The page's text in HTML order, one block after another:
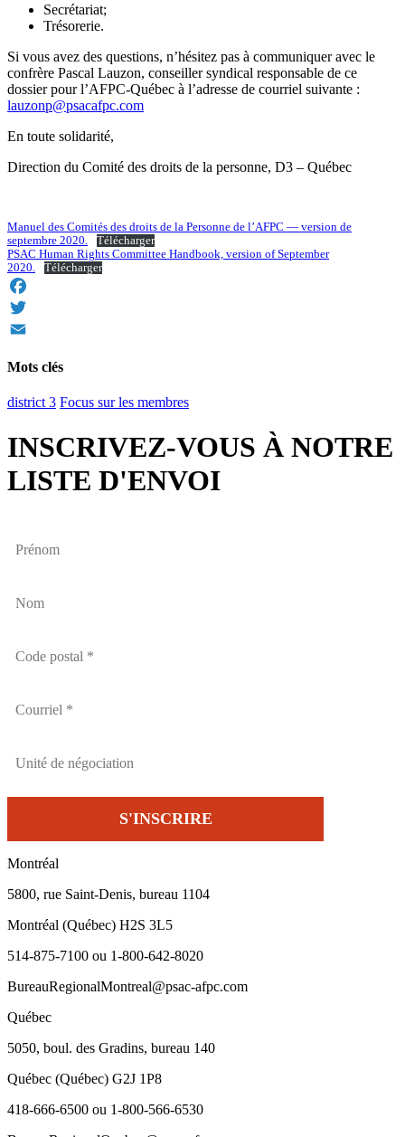
Secrétariat;
Trésorerie.
Si vous avez des questions, n’hésitez pas à communiquer avec le
confrère Pascal Lauzon, conseiller syndical responsable de ce
dossier pour l’AFPC-Québec à l’adresse de courriel suivante :
lauzonp@psacafpc.com
En toute solidarité,
Direction du Comité des droits de la personne, D3 – Québec
Manuel des Comités des droits de la Personne de l’AFPC — version de
septembre 2020.
Télécharger
PSAC Human Rights Committee Handbook, version of September
2020.
Télécharger
Facebook
Twitter
Mots clés
district 3 Focus sur les membres
INSCRIVEZ-VOUS À NOTRE
LISTE D'ENVOI
Montréal
5800, rue Saint-Denis, bureau 1104
Montréal (Québec) H2S 3L5
514-875-7100 ou 1-800-642-8020
BureauRegionalMontreal@psac-afpc.com
Québec
5050, boul. des Gradins, bureau 140
Québec (Québec) G2J 1P8
418-666-6500 ou 1-800-566-6530